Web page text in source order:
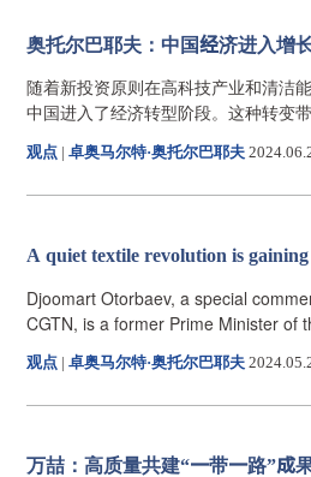
奥托尔巴耶夫：中国经济进入增
随着新投资原则在高科技产业和清洁
中国进入了经济转型阶段。这种转变
长，且发展潜力巨大。长期以来，众
济增速将放缓，并将其归因于经济修
观点| 卓奥马尔特·奥托尔巴耶夫
A quiet textile revolution is
Djoomart Otorbaev, a special
CGTN, is a former Prime Minister of
professor of the Belt and Road
University
观点| 卓奥马尔特·奥托尔巴耶夫
万喆：高质量共建“一带一路”成